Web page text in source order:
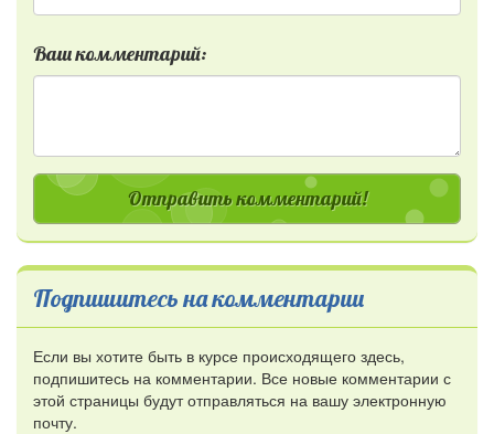
Ваш комментарий:
Отправить комментарий!
Подпишитесь на комментарии
Если вы хотите быть в курсе происходящего здесь,
подпишитесь на комментарии. Все новые комментарии с
этой страницы будут отправляться на вашу электронную
почту.